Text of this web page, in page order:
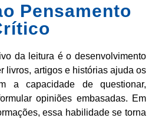
Pensamento
da leitura é o desenvolvimento
livros, artigos e histórias ajuda os
a capacidade de questionar,
opiniões embasadas. Em
essa habilidade se torna